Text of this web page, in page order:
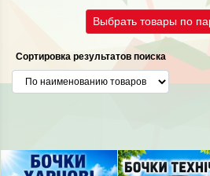
Выбрать товары по
Сортировка результатов поиска